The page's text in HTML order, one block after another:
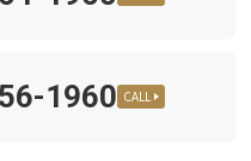
1960 CALL